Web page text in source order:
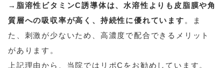
→脂溶性ビタミンC誘導体は、水溶性よりも皮脂膜や角
質層への吸収率が高く、持続性に優れています 。ま
た、刺激が少ないため、高濃度で配合できるメリット
があります。
上記理由から、当院ではリポCをお勧めしています。